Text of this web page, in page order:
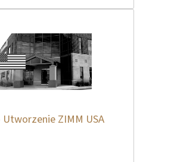
Utworzenie ZIMM USA